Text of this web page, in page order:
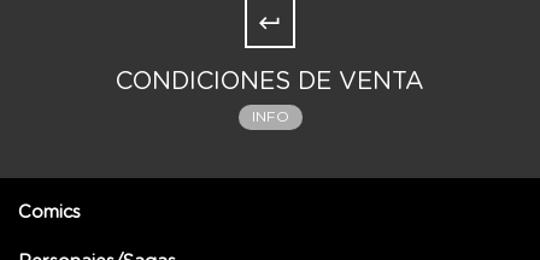
CONDICIONES DE VENTA
INFO
Comics